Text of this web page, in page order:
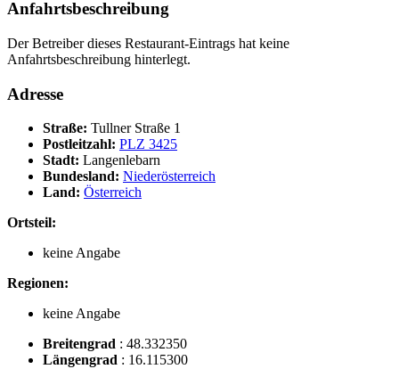
Anfahrtsbeschreibung
Der Betreiber dieses Restaurant-Eintrags hat keine
Anfahrtsbeschreibung hinterlegt.
Adresse
Straße: Tullner Straße 1
Postleitzahl: PLZ 3425
Stadt: Langenlebarn
Bundesland: Niederösterreich
Land: Österreich
Ortsteil:
keine Angabe
Regionen:
keine Angabe
Breitengrad : 48.332350
Längengrad : 16.115300